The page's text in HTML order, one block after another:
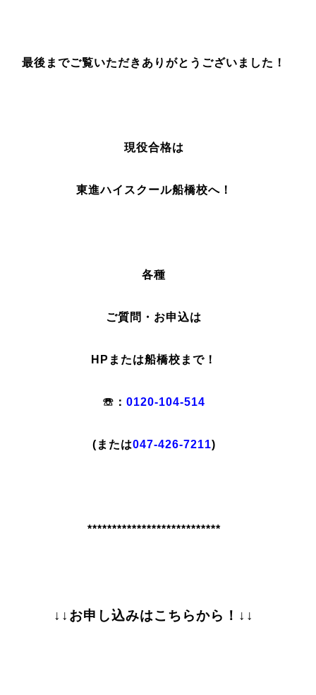
最後までご覧いただきありがとうございました！
現役合格は
東進ハイスクール船橋校へ！
各種
ご質問・お申込は
HPまたは船橋校まで！
☏：0120-104-514
(または047-426-7211)
***************************
↓↓お申し込みはこちらから！↓↓